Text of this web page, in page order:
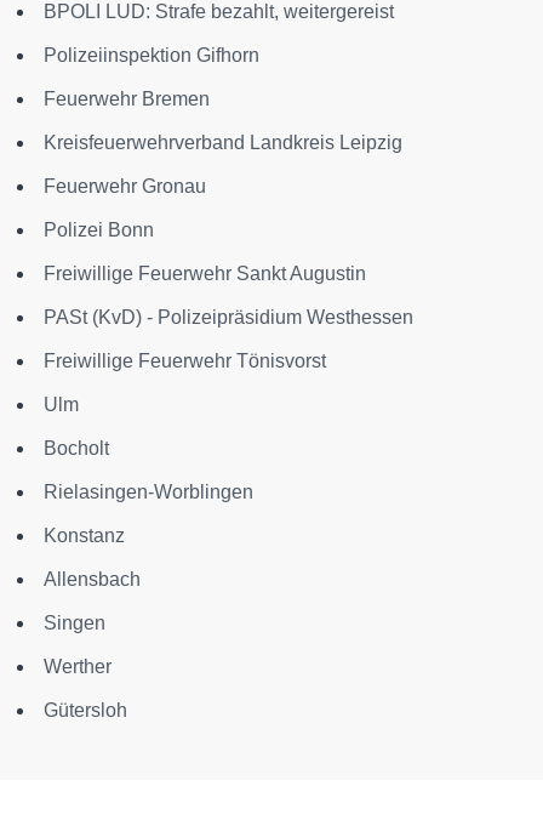
BPOLI LUD: Strafe bezahlt, weitergereist
Polizeiinspektion Gifhorn
Feuerwehr Bremen
Kreisfeuerwehrverband Landkreis Leipzig
Feuerwehr Gronau
Polizei Bonn
Freiwillige Feuerwehr Sankt Augustin
PASt (KvD) - Polizeipräsidium Westhessen
Freiwillige Feuerwehr Tönisvorst
Ulm
Bocholt
Rielasingen-Worblingen
Konstanz
Allensbach
Singen
Werther
Gütersloh